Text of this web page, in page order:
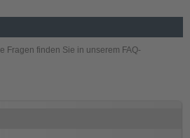
Fragen finden Sie in unserem FAQ-